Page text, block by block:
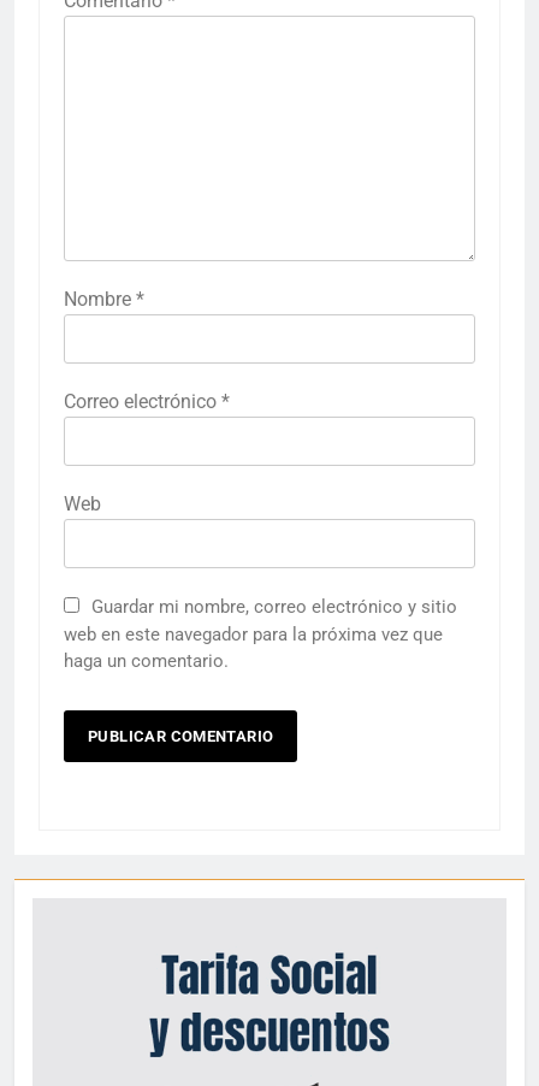
Nombre *
Correo electrónico *
Web
Guardar mi nombre, correo electrónico y sitio
web en este navegador para la próxima vez que
haga un comentario.